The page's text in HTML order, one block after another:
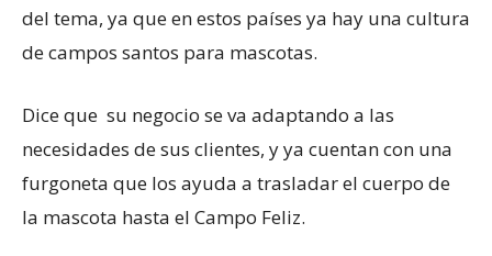
del tema, ya que en estos países ya hay una cultura
de campos santos para mascotas.
Dice que su negocio se va adaptando a las
necesidades de sus clientes, y ya cuentan con una
furgoneta que los ayuda a trasladar el cuerpo de
la mascota hasta el Campo Feliz.